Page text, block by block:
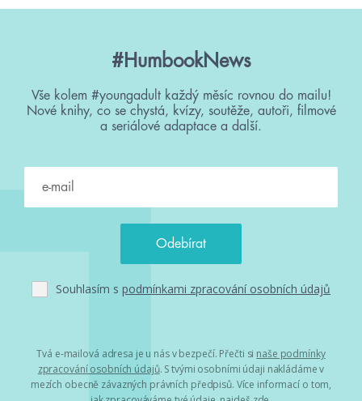
#HumbookNews
Vše kolem #youngadult každý měsíc rovnou do mailu!
Nové knihy, co se chystá, kvízy, soutěže, autoři, filmové
a seriálové adaptace a další.
Souhlasím s podmínkami zpracování osobních údajů
Tvá e-mailová adresa je u nás v bezpečí. Přečti si naše podmínky
zpracování osobních údajů. S tvými osobními údaji nakládáme v
mezích obecně závazných právních předpisů. Více informací o tom,